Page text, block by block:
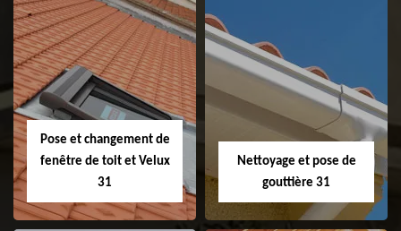
Couvreur 31
Etanchéité de
faitage et faitière
31
Pose et changement de
fenêtre de toit et Velux
31
Nettoyage et pose de
gouttière 31